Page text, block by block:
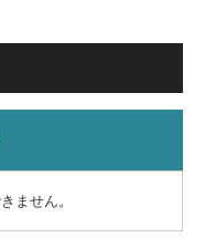
ません。